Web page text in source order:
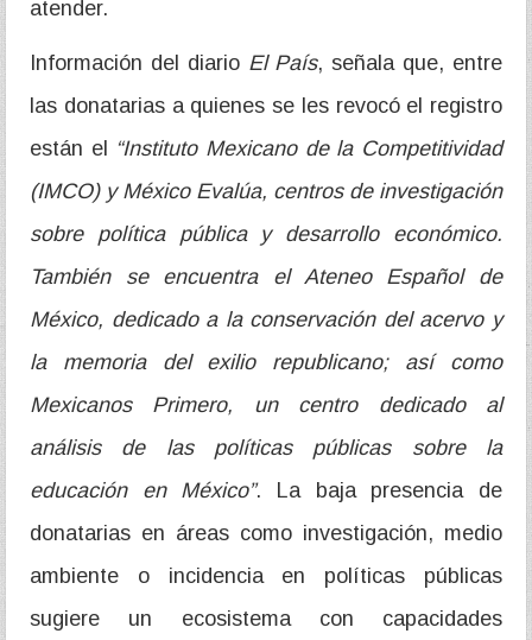
atender.
Información del diario El País, señala que, entre
las donatarias a quienes se les revocó el registro
están el
“Instituto Mexicano de la Competitividad
(IMCO) y México Evalúa, centros de investigación
sobre política pública y desarrollo económico.
También se encuentra el Ateneo Español de
México, dedicado a la conservación del acervo y
la memoria del exilio republicano; así como
Mexicanos Primero, un centro dedicado al
análisis de las políticas públicas sobre la
educación en México”. La baja presencia de
donatarias en áreas como investigación, medio
ambiente o incidencia en políticas públicas
sugiere un ecosistema con capacidades